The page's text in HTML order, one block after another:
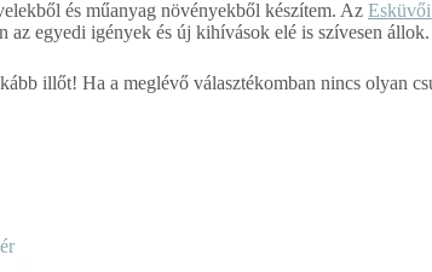
és műanyag növényekből készítem. Az
az egyedi igények és új kihívások elé is szívesen állok.
illőt! Ha a meglévő választékomban nincs olyan